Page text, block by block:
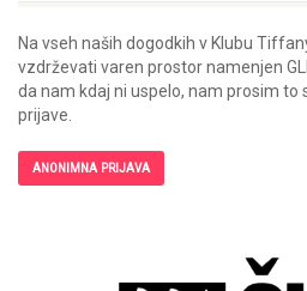
Na vseh naših dogodkih v Klubu
vzdrževati varen prostor namenjen
da nam kdaj ni uspelo, nam prosim to
prijave.
ANONIMNA PRIJAVA